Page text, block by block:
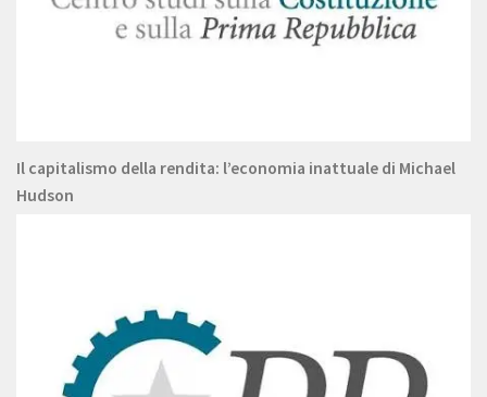
Il capitalismo della rendita: l’economia inattuale di Michael
Hudson